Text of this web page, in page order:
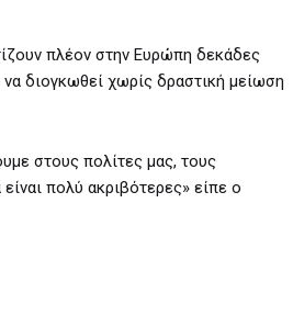
πλέον στην Ευρώπη δεκάδες
διογκωθεί χωρίς δραστική μείωση
στους πολίτες μας, τους
πολύ ακριβότερες» είπε ο